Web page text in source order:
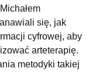
się, jak
cyfrowej, aby
arteterapię.
metodyki takiej